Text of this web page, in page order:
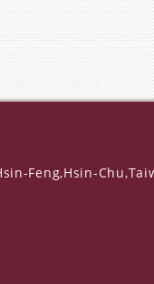
Feng,Hsin-